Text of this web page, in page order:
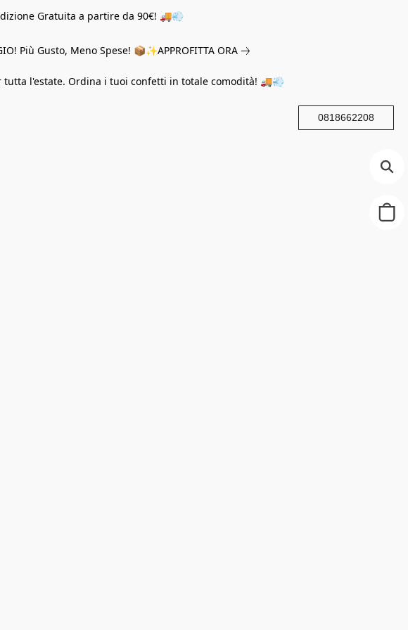
Gratuita a partire da 90€! 🚚💨
Più Gusto, Meno Spese! 📦✨APPROFITTA ORA
tutta l'estate. Ordina i tuoi confetti in totale comodità! 🚚💨
0818662208